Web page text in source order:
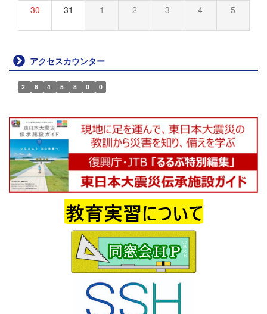
30 31 1 2 3 4 5
アクセスカウンター
2 6 4 5 8 0 0